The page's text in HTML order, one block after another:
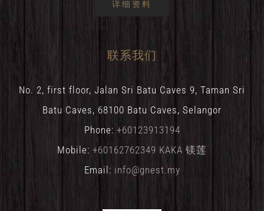
详细资料
联系我们
No. 2, first floor, Jalan Sri Batu Caves 9, Taman Sri
Batu Caves, 68100 Batu Caves, Selangor
Phone: +60123913194
Mobile: +60162762349 KAKA 镁莲
Email: info@gnest.my